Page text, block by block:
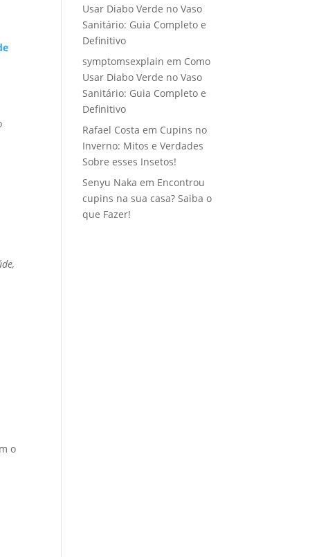
o
Usar Diabo Verde no Vaso
Sanitário: Guia Completo e
Definitivo
symptomsexplain em Como
Usar Diabo Verde no Vaso
Sanitário: Guia Completo e
Definitivo
Rafael Costa em Cupins no
Inverno: Mitos e Verdades
Sobre esses Insetos!
Senyu Naka em Encontrou
cupins na sua casa? Saiba o
que Fazer!